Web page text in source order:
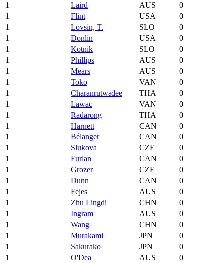
1
Laird AUS
0
1
Flint USA
0
1
Lovsin, T. SLO
0
1
Donlin USA
0
1
Kotnik SLO
0
1
Phillips AUS
0
1
Mears AUS
0
1
Toko VAN
0
1
Charanrutwadee THA
0
1
Lawac VAN
0
1
Radarong THA
0
1
Harnett CAN
0
1
Bélanger CAN
0
1
Slukova CZE
0
1
Furlan CAN
0
1
Grozer CZE
0
1
Dunn CAN
0
1
Fejes AUS
0
1
Zhu Lingdi CHN
0
1
Ingram AUS
0
1
Wang CHN
0
1
Murakami JPN
0
1
Sakurako JPN
0
1
O'Dea AUS
0